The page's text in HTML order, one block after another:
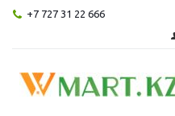
+7 727 31 22 666